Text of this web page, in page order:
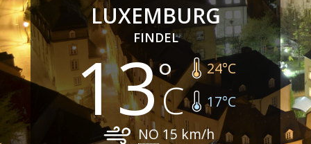
LUXEMBURG
FINDEL
13 24°C
17°C
NO 15 km/h